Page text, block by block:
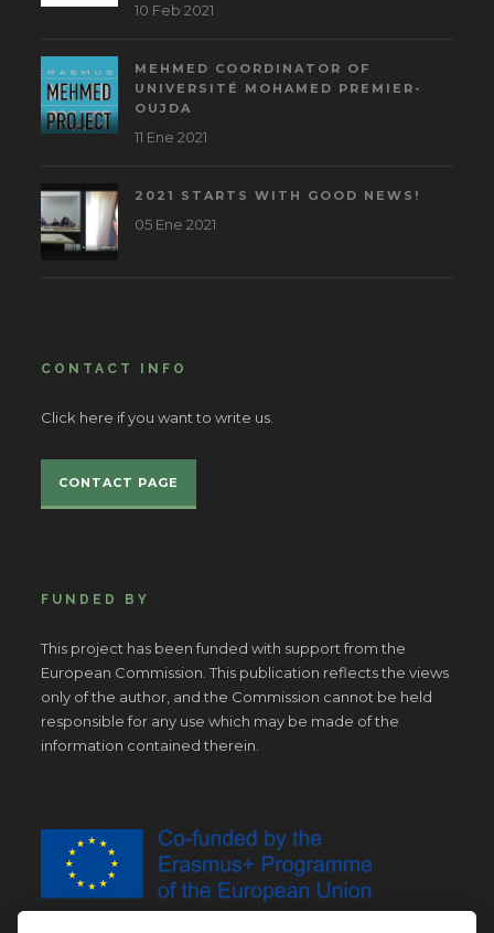
10 Feb 2021
MEHMED COORDINATOR OF
UNIVERSITÉ MOHAMED PREMIER-
OUJDA
11 Ene 2021
2021 STARTS WITH GOOD NEWS!
05 Ene 2021
CONTACT INFO
Click here if you want to write us.
CONTACT PAGE
FUNDED BY
This project has been funded with support from the
European Commission. This publication reflects the views
only of the author, and the Commission cannot be held
responsible for any use which may be made of the
information contained therein.